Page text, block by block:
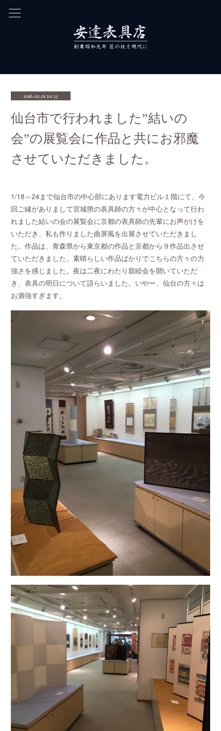
2016.02.01 20:35
仙台市で行われました”結いの
会”の展覧会に作品と共にお邪魔
させていただきました。
1/18～24まで仙台市の中心部にあります電力ビル１階にて、今
回ご縁がありまして宮城県の表具師の方々が中心となって行わ
れました結いの会の展覧会に京都の表具師の先輩にお声がけを
いただき、私も作りました曲屏風を出展させていただきまし
た。作品は、青森県から東京都の作品と京都から９作品出させ
ていただきました。素晴らしい作品ばかりでこちらの方々の力
強さを感じました。夜は二夜にわたり親睦会を開いていただ
き、表具の明日について語らいました。いやー、仙台の方々は
お酒強すぎます。